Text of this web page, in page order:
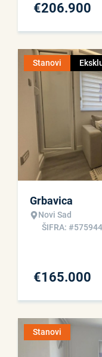
€206.900
Stanovi
Grbavica
Novi Sad
ŠIFRA: #575944
€165.000
Stanovi